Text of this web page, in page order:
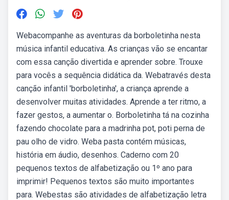
Webacompanhe as aventuras da borboletinha nesta
música infantil educativa. As crianças vão se encantar
com essa canção divertida e aprender sobre. Trouxe
para vocês a sequência didática da. Webatravés desta
canção infantil 'borboletinha', a criança aprende a
desenvolver muitas atividades. Aprende a ter ritmo, a
fazer gestos, a aumentar o. Borboletinha tá na cozinha
fazendo chocolate para a madrinha pot, poti perna de
pau olho de vidro. Weba pasta contém músicas,
história em áudio, desenhos. Caderno com 20
pequenos textos de alfabetização ou 1º ano para
imprimir! Pequenos textos são muito importantes
para. Webestas são atividades de alfabetização letra